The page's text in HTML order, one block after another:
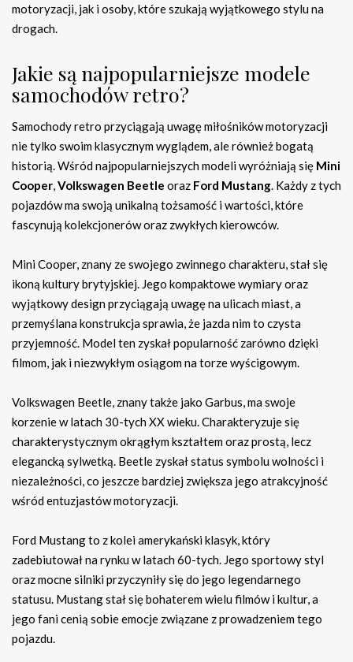
motoryzacji, jak i osoby, które szukają wyjątkowego stylu na
drogach.
Jakie są najpopularniejsze modele
samochodów retro?
Samochody retro przyciągają uwagę miłośników motoryzacji
nie tylko swoim klasycznym wyglądem, ale również bogatą
historią. Wśród najpopularniejszych modeli wyróżniają się Mini
Cooper,Volkswagen Beetle oraz Ford Mustang. Każdy z tych
pojazdów ma swoją unikalną tożsamość i wartości, które
fascynują kolekcjonerów oraz zwykłych kierowców.
Mini Cooper, znany ze swojego zwinnego charakteru, stał się
ikoną kultury brytyjskiej. Jego kompaktowe wymiary oraz
wyjątkowy design przyciągają uwagę na ulicach miast, a
przemyślana konstrukcja sprawia, że jazda nim to czysta
przyjemność. Model ten zyskał popularność zarówno dzięki
filmom, jak i niezwykłym osiągom na torze wyścigowym.
Volkswagen Beetle, znany także jako Garbus, ma swoje
korzenie w latach 30-tych XX wieku. Charakteryzuje się
charakterystycznym okrągłym kształtem oraz prostą, lecz
elegancką sylwetką. Beetle zyskał status symbolu wolności i
niezależności, co jeszcze bardziej zwiększa jego atrakcyjność
wśród entuzjastów motoryzacji.
Ford Mustang to z kolei amerykański klasyk, który
zadebiutował na rynku w latach 60-tych. Jego sportowy styl
oraz mocne silniki przyczyniły się do jego legendarnego
statusu. Mustang stał się bohaterem wielu filmów i kultur, a
jego fani cenią sobie emocje związane z prowadzeniem tego
pojazdu.